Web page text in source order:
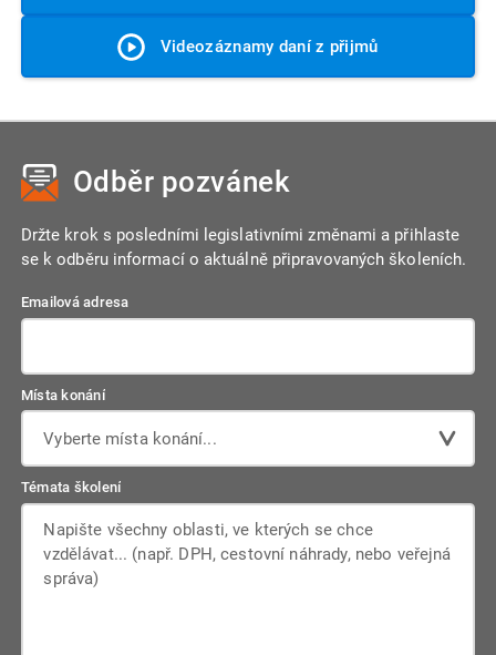
Videozáznamy daní z přijmů
Odběr pozvánek
Držte krok s posledními legislativními změnami a přihlaste
se k odběru informací o aktuálně připravovaných školeních.
Emailová adresa
Místa konání
Vyberte místa konání...
Témata školení